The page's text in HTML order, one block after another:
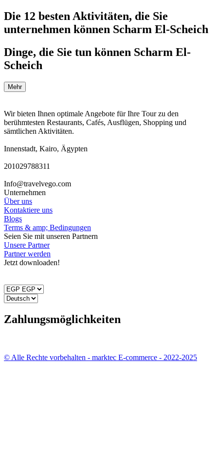
Die 12 besten Aktivitäten, die Sie
unternehmen können Scharm El-Scheich
Dinge, die Sie tun können Scharm El-
Scheich
Mehr
Wir bieten Ihnen optimale Angebote für Ihre Tour zu den
berühmtesten Restaurants, Cafés, Ausflügen, Shopping und
sämtlichen Aktivitäten.
Innenstadt, Kairo, Ägypten
201029788311
Info@travelvego.com
Unternehmen
Über uns
Kontaktiere uns
Blogs
Terms & amp; Bedingungen
Seien Sie mit unseren Partnern
Unsere Partner
Partner werden
Jetzt downloaden!
Zahlungsmöglichkeiten
© Alle Rechte vorbehalten - marktec E-commerce - 2022-2025